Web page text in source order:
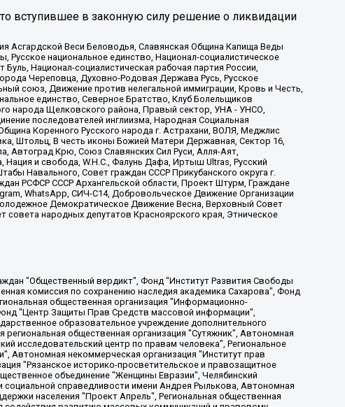
вступившее в законную силу решение о ликвидации
Асгардской Веси Беловодья, Славянская Община Капища Веды
национальное единство, Национал-социалистическое
Национал-социалистическая рабочая партия России,
Череповца, Духовно-Родовая Держава Русь, Русское
союз, Движение против нелегальной иммиграции, Кровь и Честь,
единство, Северное Братство, Клуб Болельщиков
народа Щелковского района, Правый сектор, УНА - УНСО,
последователей инглиизма, Народная Социальная
Коренного Русского народа г. Астрахани, ВОЛЯ, Меджлис
Штольц, В честь иконы Божией Матери Державная, Сектор 16,
Автоград Крю, Союз Славянских Сил Руси, Алля-Аят,
Нация и свобода, W.H.С., Фалунь Дафа, Иртыш Ultras, Русский
Навального, Совет граждан СССР Прикубанского округа г.
РСФСР СССР Архангельской области, Проект Штурм, Граждане
WhatsApp, СИЧ-С14, Добровольческое Движение Организации
Демократическое Движение Весна, Верховный Совет
совета народных депутатов Красноярского края, Этническое
Ассоциация по содействию защите прав призывников, альтернативнослужащих и военнослужащих "Правозащитная группа "Гражданин.Армия.Право", Хисамова Регина Фаритовна, Автономная некоммерческая организация по реализации социально-правовых программ "Лилит", Дальневосточное общественное движение "Маяк", Санкт-Петербургская ЛГБТ-инициативная группа "Выход", Инициативная группа ЛГБТ+ "Реверс", Алексеев Андрей Викторович, Бекбулатова Таисия Львовна, Беляев Иван Михайлович, Владыкина Елена Сергеевна, Гельман Марат Александрович, Никульшина Вероника Юрьевна, Толоконникова Надежда Андреевна, Шендерович Виктор Анатольевич, Общество с ограниченной ответственностью "Данное сообщение", Общество с ограниченной ответственностью Издательский дом "Новая глава", Айнбиндер Александра Александровна, Московский комьюнити-центр для ЛГБТ+инициатив, Благотворительный фонд развития филантропии, Deutsche Welle (Германия, Kurt-Schumacher-Strasse 3, 53113 Bonn), Борзунова Мария Михайловна, Воробьев Виктор Викторович, Голубева Анна Львовна, Константинова Алла Михайловна, Малкова Ирина Владимировна, Мурадов Мурад Абдулгалимович, Осетинская Елизавета Николаевна, Понасенков Евгений Николаевич, Ганапольский Матвей Юрьевич, Киселев Евгений Алексеевич, Борухович Ирина Григорьевна, Дремин Иван Тимофеевич, Дубровский Дмитрий Викторович, Красноярская региональная общественная организация поддержки и развития альтернативных образовательных технологий и межкультурных коммуникаций "ИНТЕРРА", Маяковская Екатерина Алексеевна, Фейгин Марк Захарович, Филимонов Андрей Викторович, Дзугкоева Регина Николаевна, Доброхотов Роман Александрович, Дудь Юрий Александрович, Елкин Сергей Владимирович, Кругликов Кирилл Игоревич, Сабунаева Мария Леонидовна, Семенов Алексей Владимирович, Шаинян Карен Багратович, Шульман Екатерина Михайловна, Асафьев Артур Валерьевич, Вахштайн Виктор Семенович, Венедиктов Алексей Алексеевич, Лушникова Екатерина Евгеньевна, Волков Леонид Михайлович, Невзоров Александр Глебович, Пархоменко Сергей Борисович, Сироткин Ярослав Николаевич, Кара-Мурза Владимир Владимирович, Баранова Наталья Владимировна, Гозман Леонид Яковлевич, Кагарлицкий Борис Юльевич, Климарев Михаил Валерьевич, Милов Владимир Станиславович, Автономная некоммерческая организация Краснодарский центр современного искусства "Типография", Моргенштерн Алишер Тагирович, Соболь Любовь Эдуардовна, Общество с ограниченной ответственностью "ЛИЗА НОРМ", Каспаров Гарри Кимович, Ходорковский Михаил Борисович, Общество с ограниченной ответственностью "Апрельские тезисы", Данилович Ирина Брониславовна, Кашин Олег Владимирович, Петров Николай Владимирович, Пивоваров Алексей Владимирович, Соколов Михаил Владимирович, Цветкова Юлия Владимировна, Чичваркин Евгений Александрович, Комитет против пыток/Команда против пыток, Общество с ограниченной ответственностью "Первый научный", Общество с ограниченной ответственностью "Вертолет и ко", Белоцерковская Вероника Борисовна, Кац Максим Евгеньевич, Лазарева Татьяна Юрьевна, Шаведдинов Руслан Табризович, Яшин Илья Валерьевич, Общество с ограниченной ответственностью "Иноагент ААВ", Алешковский Дмитрий Петрович, Альбац Евгения Марковна, Быков Дмитрий Львович, Галямина Юлия Евгеньевна, Лойко Сергей Леонидович, Мартынов Кирилл Константинович, Медведев Сергей Александрович, Крашенинников Федор Геннадиевич, Гордеева Катерина Вл